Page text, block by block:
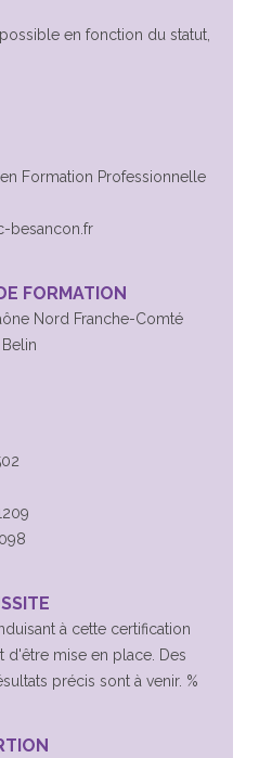
en fonction du statut,
Formation Professionnelle
besancon.fr
FORMATION
Nord Franche-Comté
à cette certification
d'être mise en place. Des
précis sont à venir. %